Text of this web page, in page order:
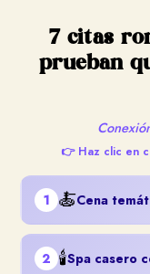
7 citas
prueban
👉 Haz clic en
1 🍝Cena
2 🕯️Spa casero